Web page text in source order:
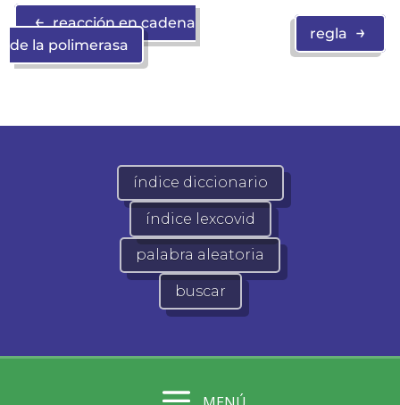
← reacción en cadena
de la polimerasa
regla →
índice diccionario
índice lexcovid
palabra aleatoria
buscar